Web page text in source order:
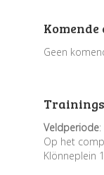
Komende
Geen
Veldperiode:
Op het
Klönneplein